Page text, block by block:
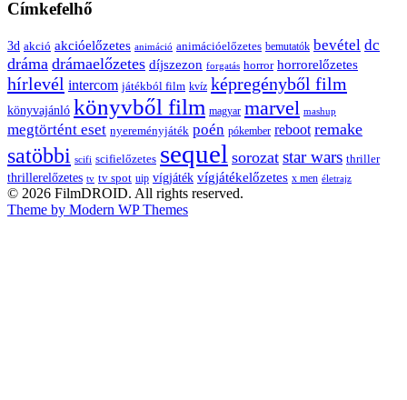
Címkefelhő
3d akció akcióelőzetes animáció animációelőzetes bemutatók bevétel dc
dráma drámaelőzetes díjszezon forgatás horror horrorelőzetes
hírlevél intercom játékból film kvíz képregényből film
könyvajánló könyvből film magyar marvel mashup
megtörtént eset nyereményjáték poén pókember reboot remake
satöbbi scifi scifielőzetes sequel sorozat star wars thriller
thrillerelőzetes tv tv spot uip vígjáték vígjátékelőzetes x men életrajz
© 2026 FilmDROID. All rights reserved.
Theme by Modern WP Themes